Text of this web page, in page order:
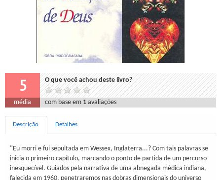
5 O que você achou deste livro?
média com base em 1 avaliações
Descrição Detalhes
"Eu morri e fui sepultada em Wessex, Inglaterra...? Com tais palavras se
inicia o primeiro capítulo, marcando o ponto de partida de um percurso
inesquecível. Guiados pela narrativa de uma abnegada médica indiana,
falecida em 1960, penetraremos nas dobras dimensionais do universo